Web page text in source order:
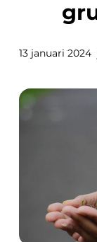
13 januari 2024